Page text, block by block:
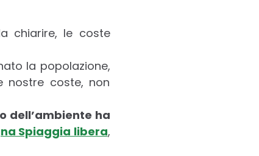
chiarire, le coste
la popolazione,
nostre coste, non
dell’ambiente ha
Spiaggia libera,